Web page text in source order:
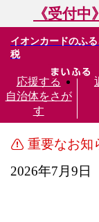
《受付
イオンカードのふ
税
応援する
自治体をさが
す
重要なお知
2026年7月9日